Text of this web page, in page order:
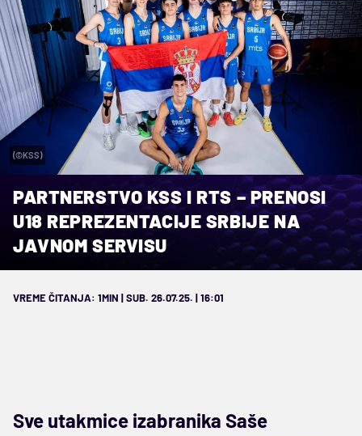
(©KSS)
PARTNERSTVO KSS I RTS – PRENOSI
U18 REPREZENTACIJE SRBIJE NA
JAVNOM SERVISU
VREME ČITANJA: 1MIN | SUB. 26.07.25. | 16:01
Sve utakmice izabranika Saše